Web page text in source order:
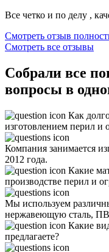
Все четко и по делу ,
Смотреть отзыв
Смотреть все отзывы
Собрали все
вопросы в
Как
изготовлением перил и
Компания занимается
2012 года.
Какие
производстве перил и
Мы используем
нержавеющую сталь,
Какие
предлагаете?